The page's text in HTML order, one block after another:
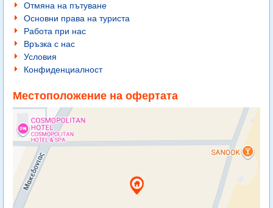
Отмяна на пътуване
Основни права на туриста
Работа при нас
Връзка с нас
Условия
Конфиденциалност
Местоположение на офертата